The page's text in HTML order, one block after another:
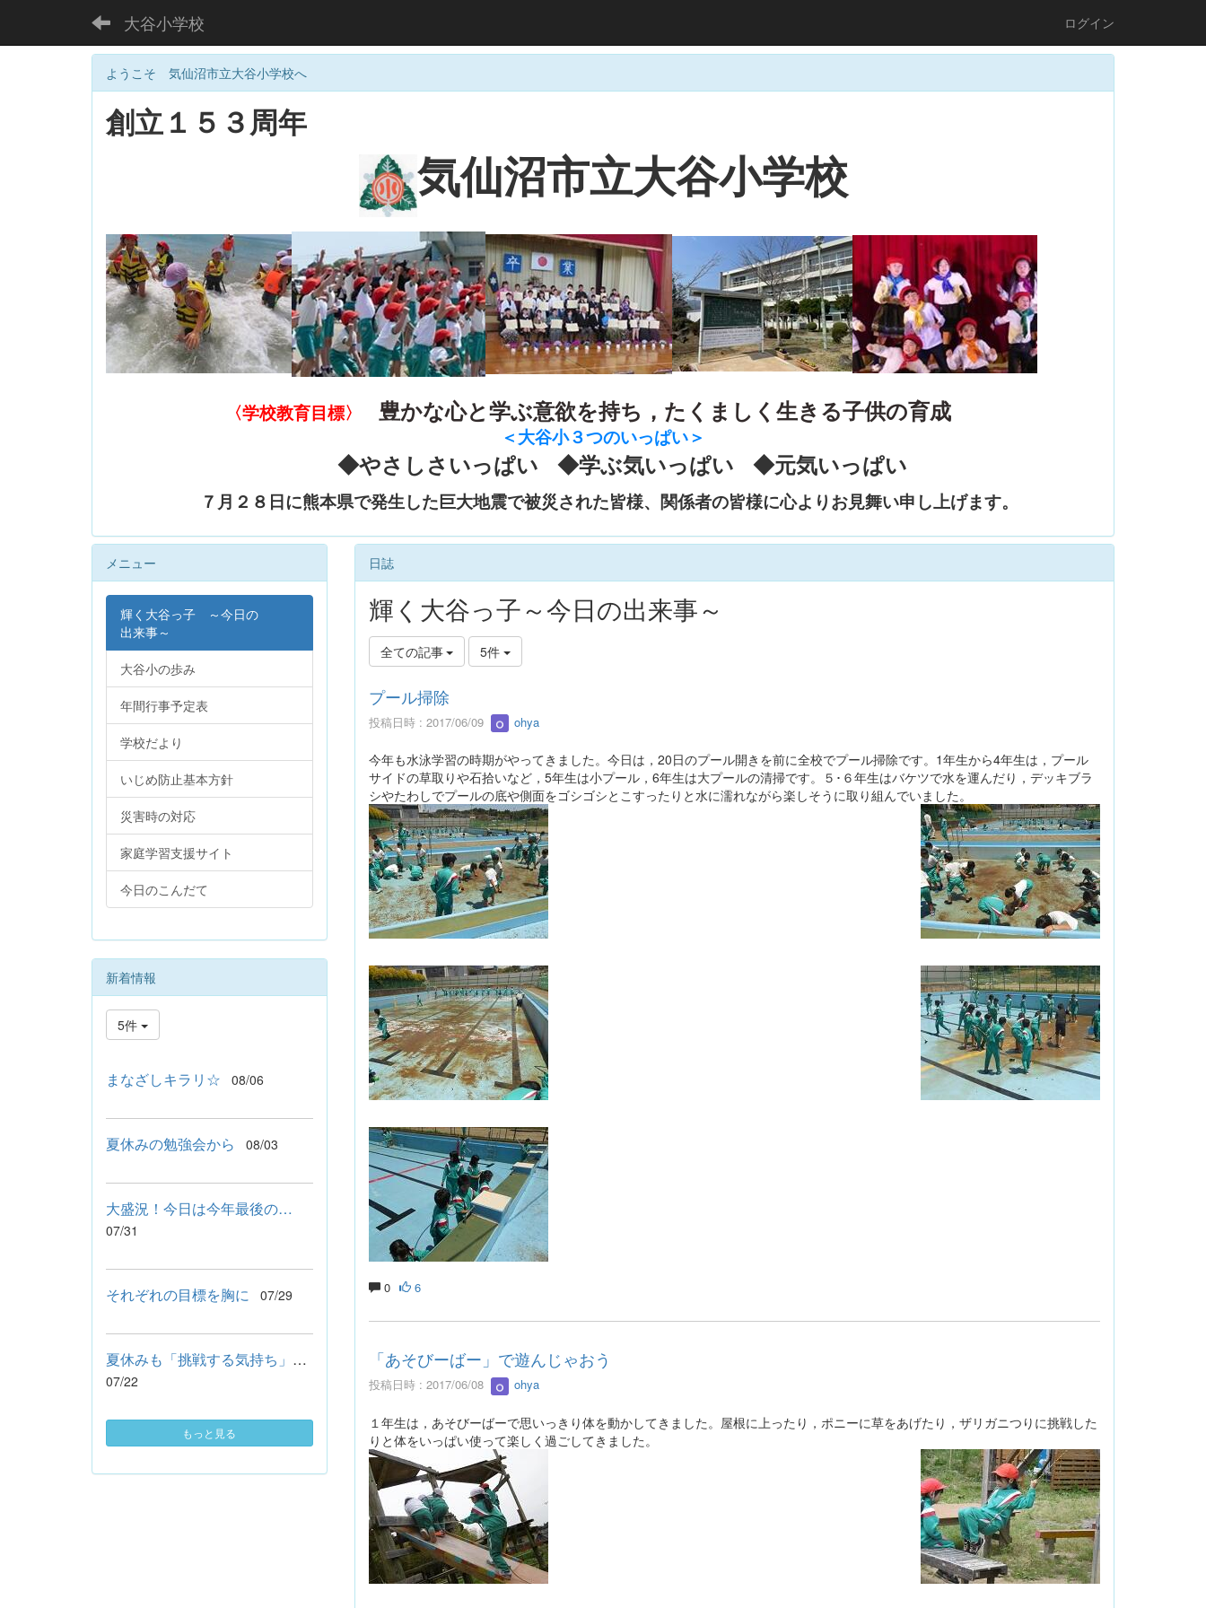
大谷小学校 ログイン
ようこそ 気仙沼市立大谷小学校へ
創立１５３周年
気仙沼市立大谷小学校
〈学校教育目標〉 豊かな心と学ぶ意欲を持ち，たくましく生きる子供の育成
＜大谷小３つのいっぱい＞
◆やさしさいっぱい ◆学ぶ気いっぱい ◆元気いっぱい
７月２８日に熊本県で発生した巨大地震で被災された皆様、関係者の皆様に心よりお見舞い申し上げます。
日誌
輝く大谷っ子～今日の出来事～
全ての記事 5件
プール掃除
投稿日時 : 2017/06/09 ohya
今年も水泳学習の時期がやってきました。今日は，20日のプール開きを前に全校でプール掃除です。1年生から4年生は，プール
サイドの草取りや石拾いなど，5年生は小プール，6年生は大プールの清掃です。５･６年生はバケツで水を運んだり，デッキブラ
シやたわしでプールの底や側面をゴシゴシとこすったりと水に濡れながら楽しそうに取り組んでいました。
0 6
「あそびーばー」で遊んじゃおう
投稿日時 : 2017/06/08 ohya
１年生は，あそびーばーで思いっきり体を動かしてきました。屋根に上ったり，ポニーに草をあげたり，ザリガニつりに挑戦した
りと体をいっぱい使って楽しく過ごしてきました。
メニュー
輝く大谷っ子 ～今日の
出来事～
大谷小の歩み
年間行事予定表
学校だより
いじめ防止基本方針
災害時の対応
家庭学習支援サイト
今日のこんだて
新着情報
5件
まなざしキラリ☆ 08/06
夏休みの勉強会から 08/03
大盛況！今日は今年最後の…
07/31
それぞれの目標を胸に 07/29
夏休みも「挑戦する気持ち」を忘れません
07/22
もっと見る